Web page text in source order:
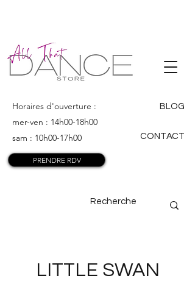
ALL THAT
DANCE
Horaires d'ouverture :
mer-ven : 14h00-18h00
sam : 10h00-17h00
BLOG
CONTACT
PRENDRE RDV
LITTLE SWAN